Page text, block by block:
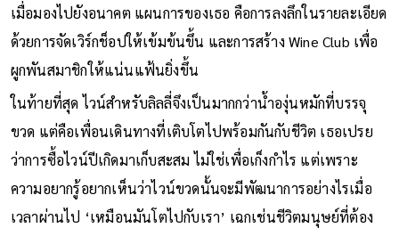
เมื่อมองไปยังอนาคต แผนการของเธอ คือการลงลึกในรายละเอียด
ด้วยการจัดเวิร์กช็อปให้เข้มข้นขึ้น และการสร้าง Wine Club เพื่อ
ผูกพันสมาชิกให้แน่นแฟ้นยิ่งขึ้น
ในท้ายที่สุด ไวน์สำหรับลิลลี่จึงเป็นมากกว่าน้ำองุ่นหมักที่บรรจุ
ขวด แต่คือเพื่อนเดินทางที่เติบโตไปพร้อมกันกับชีวิต เธอเปรย
ว่าการซื้อไวน์ปีเกิดมาเก็บสะสม ไม่ใช่เพื่อเก็งกำไร แต่เพราะ
ความอยากรู้อยากเห็นว่าไวน์ขวดนั้นจะมีพัฒนาการอย่างไรเมื่อ
เวลาผ่านไป ‘เหมือนมันโตไปกับเรา’ เฉกเช่นชีวิตมนุษย์ที่ต้อง